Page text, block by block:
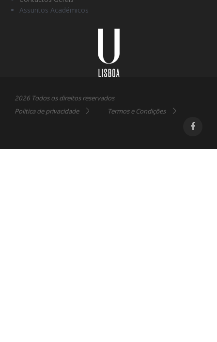
Assuntos Académicos
2026 Todos os direitos reservados
Politica de privacidade
Termos e Condições